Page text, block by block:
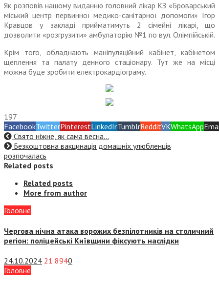
Як розповів нашому виданню головний лікар КЗ «Броварський
міський центр первинної медико-санітарної допомоги» Ігор
Кравцов у закладі прийматимуть 2 сімейні лікарі, що
дозволити «розгрузити» амбулаторію №1 по вул. Олімпійській.
Крім того, обладнають маніпуляційний кабінет, кабінетом
щеплення та палату денного стаціонару. Тут же на місці
можна буде зробити електрокардіограму.
197
FacebookTwitterPinterestLinkedInTumblrRedditVKWhatsApp
Свято ніжне, як сама весна…
Безкоштовна вакцинація домашніх улюбленців
розпочалась
Related posts
Related posts
More from author
Головне
Чергова нічна атака ворожих безпілотників на столичний
регіон: поліцейські Київщини фіксують наслідки
24.10.2024 21 8940
Головне